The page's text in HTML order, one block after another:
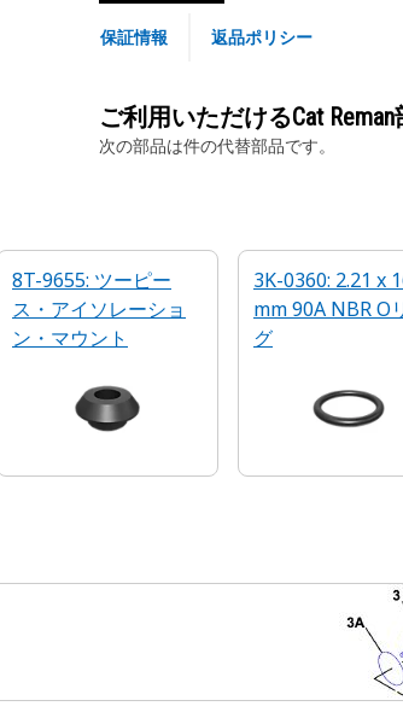
保証情報 返品ポリシー
ご利用いただけるCat Reman
次の部品は件の代替部品です。
8T-9655: ツーピー
ス・アイソレーショ
ン・マウント
3K-0360: 2.21 x
mm 90A NBR O
グ